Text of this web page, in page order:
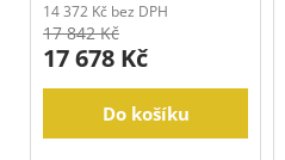
14 372 Kč bez DPH
17 842 Kč
17 678 Kč
Do košíku